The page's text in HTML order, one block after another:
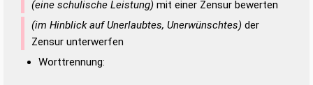
(eine schulische Leistung) mit einer Zensur bewerten
(im Hinblick auf Unerlaubtes, Unerwünschtes) der
Zensur unterwerfen
Worttrennung: